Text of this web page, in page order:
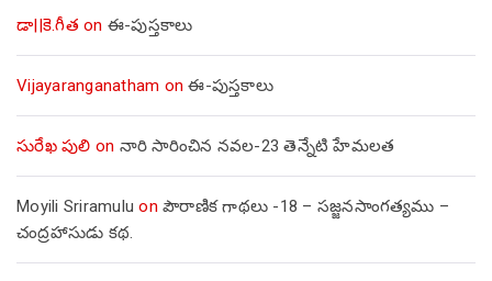
డా||కె.గీత on ఈ-పుస్తకాలు
Vijayaranganatham onఈ-పుస్తకాలు
సురేఖ పులి on నారి సారించిన నవల-23 తెన్నేటి హేమలత
Moyili Sriramulu on పౌరాణిక గాథలు -18 – సజ్జనసాంగత్యము –
చంద్రహాసుడు కథ.